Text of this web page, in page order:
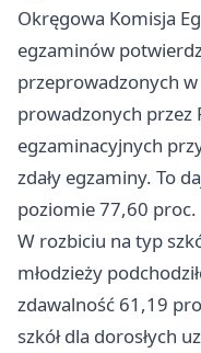
Okręgowa Komisja
egzaminów
przeprowadzonych
prowadzonych przez
egzaminacyjnych
zdały egzaminy. To
poziomie 77,60 proc.
W rozbiciu na typ
młodzieży
zdawalność 61,19
szkół dla dorosłych